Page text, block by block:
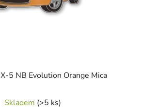
5 NB Evolution Orange Mica
Skladem (>5 ks)